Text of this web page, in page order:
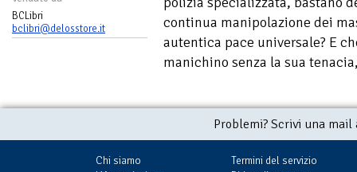
BCLibri
bclibri@delosstore.it
continua manipolazione dei
autentica pace universale? E
manichino senza la sua
Problemi? Scrivi una
Chi siamo
Termini del servizio